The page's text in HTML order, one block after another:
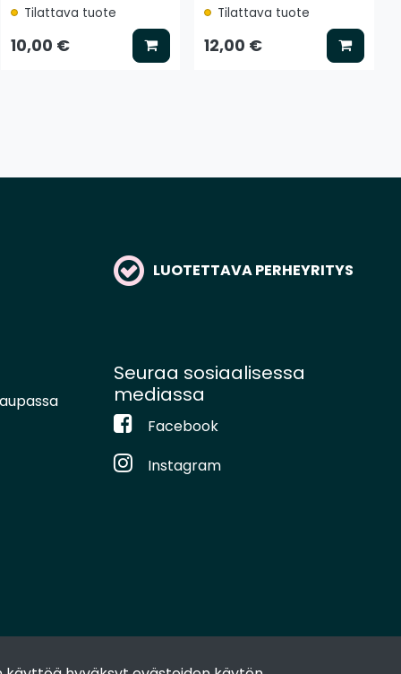
vaihtoehto
Tilattava tuote
10,00 € Lisää koriin
Tilattava tuote
12,00 € Lisää
LUOTETTAVA PERHEYRITYS
Seuraa sosiaalisessa
mediassa
Facebook
Instagram